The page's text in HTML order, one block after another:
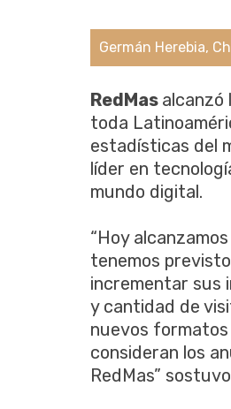
Germán Herebia,
RedMas alcanzó
toda
estadísticas del
líder en
mundo digital.
“Hoy
tenemos
incrementar sus
y cantidad de
nuevos
consideran los
RedMas” sostuvo